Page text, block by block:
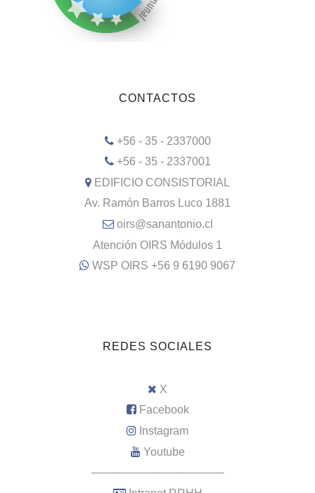
CONTACTOS
+56 - 35 - 2337000
+56 - 35 - 2337001
EDIFICIO CONSISTORIAL
Av. Ramón Barros Luco 1881
oirs@sanantonio.cl
Atención OIRS Módulos 1
WSP OIRS +56 9 6190 9067
REDES SOCIALES
X
Facebook
Instagram
Youtube
–––––––––––––––––––––